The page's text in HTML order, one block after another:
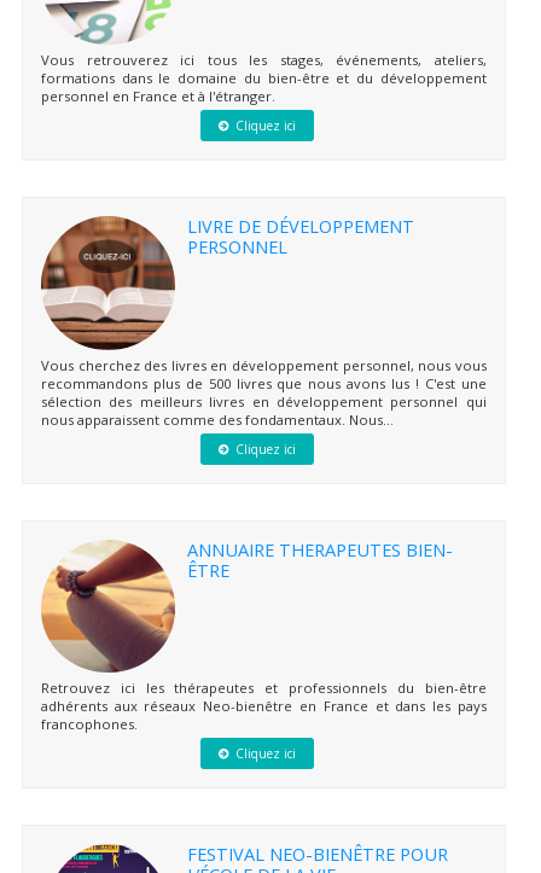
Vous retrouverez ici tous les stages, événements, ateliers,
formations dans le domaine du bien-être et du développement
personnel en France et à l'étranger.
Cliquez ici
LIVRE DE DÉVELOPPEMENT
PERSONNEL
Vous cherchez des livres en développement personnel, nous vous
recommandons plus de 500 livres que nous avons lus ! C'est une
sélection des meilleurs livres en développement personnel qui
nous apparaissent comme des fondamentaux. Nous...
Cliquez ici
ANNUAIRE THERAPEUTES BIEN-
ÊTRE
Retrouvez ici les thérapeutes et professionnels du bien-être
adhérents aux réseaux Neo-bienêtre en France et dans les pays
francophones.
Cliquez ici
FESTIVAL NEO-BIENÊTRE POUR